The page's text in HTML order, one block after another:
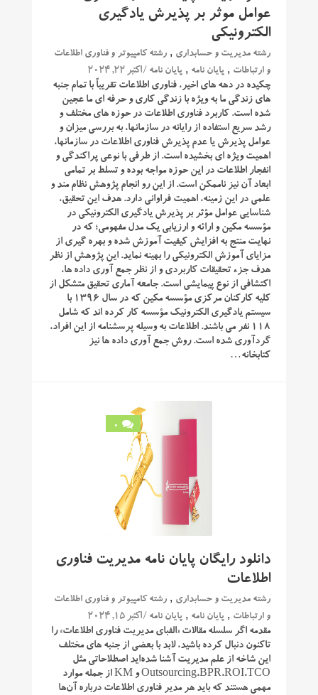
عوامل موثر بر پذیرش یادگیری
الکترونیکی
رشته مدیریت و حسابداری ,رشته کامپیوتر و فناوری اطلاعات
و ارتباطات , پایان نامه , پایان نامه / اکتبر 22, 2024
چکیده در دهه های اخیر، فناوری اطلاعات تقریباً با تمام جنبه
های زندگی ما به ویژه با زندگی کاری و حرفه ای ما عجین
شده است. کاربرد فناوری اطلاعات در حوزه های مختلف و
رشد سریع استفاده از رایانه در سازمانها، به بررسی میزان و
عوامل پذیرش یا عدم پذیرش فناوری اطلاعات در سازمانها،
اهمیت ویژه ای بخشیده است. از طرفی با نوعی پراکندگی و
انفجار اطلاعات در این حوزه مواجه بوده و تسلط بر تمامی
ابعاد آن نیز ناممکن است. از این رو انجام پژوهش نظام مند و
علمی در این زمینه، اهمیت فراوانی دارد. هدف این تحقیق،
شناسایی عوامل مؤثر بر پذیرش یادگیری الکترونیکی در
مؤسسه مکین و ارائه و ارزیابی یک مدل مفهومی؛ که در
نهایت منتج به افزایش کیفیت آموزش شده و بهره گیری از
مزایای آموزش الکترونیکی را بهینه نماید. این پژوهش از نظر
هدف جزء تحقیقات کاربردی و از نظر جمع آوری داده ها،
اکتشافی از نوع پیمایشی است. جامعه آماری تحقیق متشکل از
کلیه کارکنان مرکزی مؤسسه مکین که در سال ۱۳۹۶ با
سیستم یادگیری الکترونیک مؤسسه کار کرده اند که شامل
۱۱۸ نفر می باشند. اطلاعات به وسیله پرسشنامه از این افراد،
گردآوری شده است. روش جمع آوری داده ها نیز
کتابخانه…
0
دانلود رایگان پایان نامه مدیریت فناوری
اطلاعات
رشته مدیریت و حسابداری ,رشته کامپیوتر و فناوری اطلاعات
و ارتباطات , پایان نامه , پایان نامه / اکتبر 15, 2024
مقدمه اگر سلسله مقالات «الفبای مدیریت فناوری اطلاعات» را
تاکنون دنبال کرده باشید، لابد با بعضی از جنبه ‌های مختلف
این شاخه از علم مدیریت آشنا شده‌اید اصطلا‌حاتی مثل
Outsourcing،BPR،ROI،TCO و KM از جمله موارد
مهمی هستند که باید هر مدیر فناوری اطلاعات درباره آن‌ها